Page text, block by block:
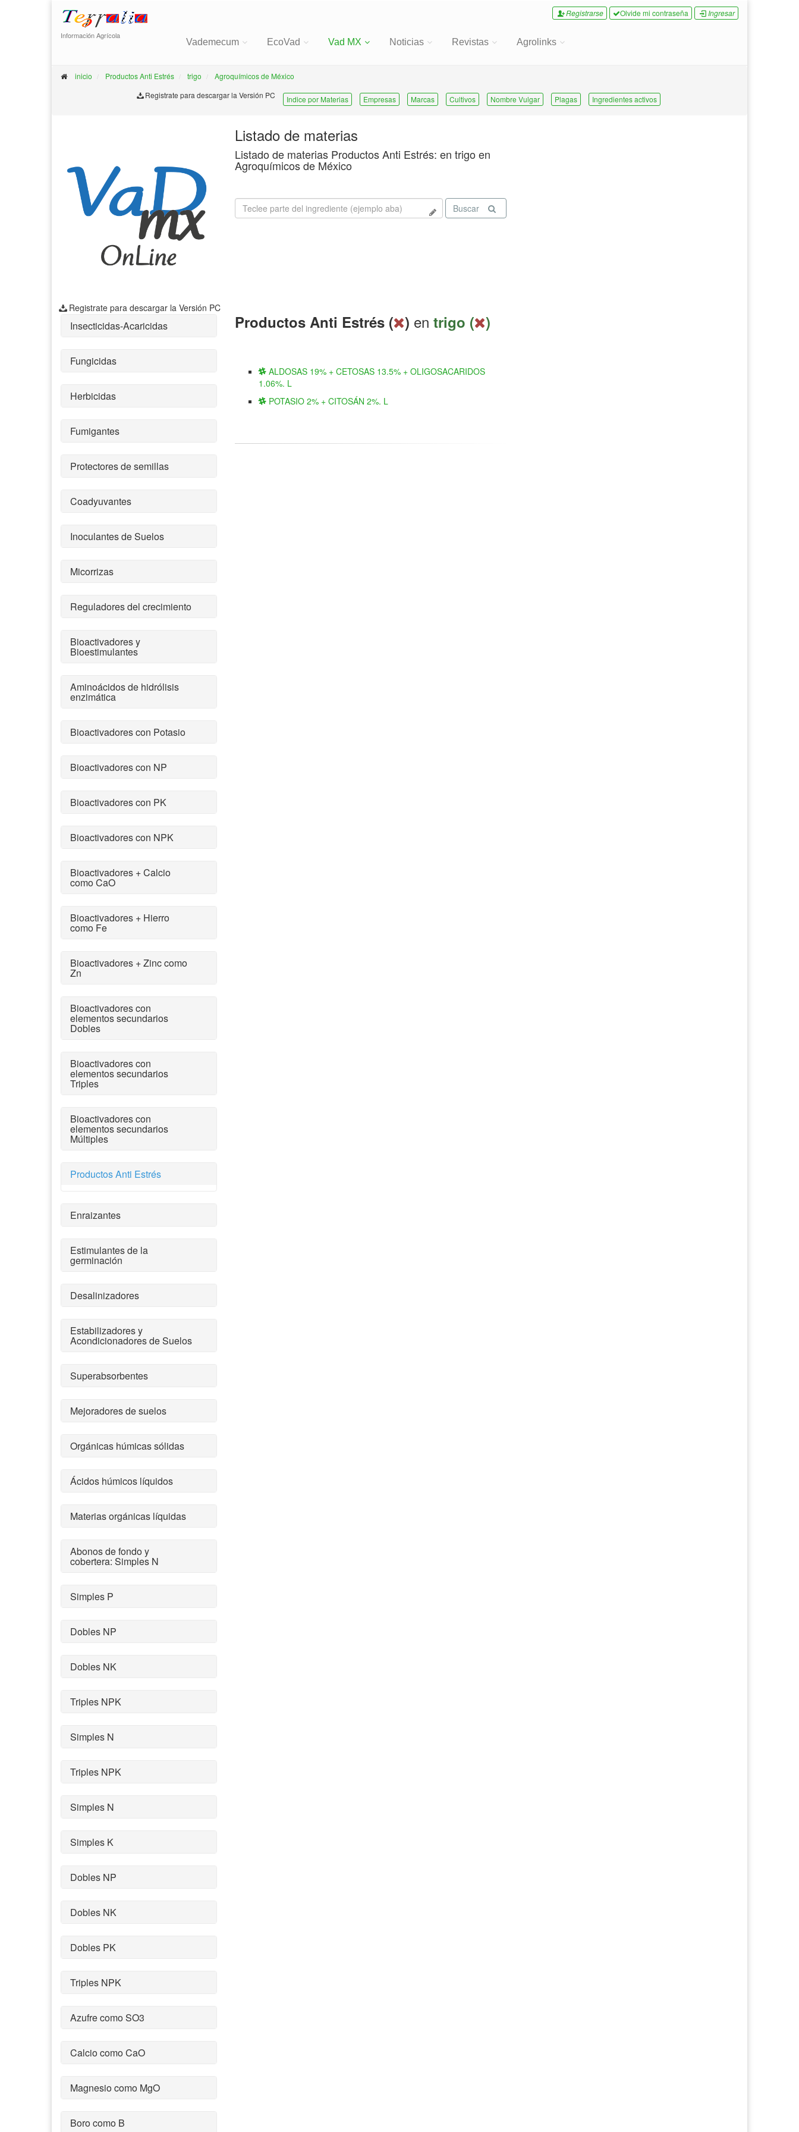
Información Agrícola
Registrarse Olvide mi contraseña Ingresar
Vademecum EcoVad Vad MX Noticias Revistas Agrolinks
inicio Productos Anti Estrés trigo
Agroquímicos de México
Registrate para descargar la Versión PC
Indice por Materias Empresas Marcas Cultivos Nombre Vulgar Plagas Ingredientes activos
Registrate para descargar la Versión PC
Listado de materias
Listado de materias Productos Anti Estrés: en trigo en
Agroquímicos de México
Buscar
Insecticidas-Acaricidas
Fungicidas
Herbicidas
Fumigantes
Protectores de semillas
Coadyuvantes
Inoculantes de Suelos
Micorrizas
Reguladores del crecimiento
Bioactivadores y
Bioestimulantes
Aminoácidos de hidrólisis
enzimática
Bioactivadores con Potasio
Bioactivadores con NP
Bioactivadores con PK
Bioactivadores con NPK
Bioactivadores + Calcio
como CaO
Bioactivadores + Hierro
como Fe
Bioactivadores + Zinc como
Zn
Bioactivadores con
elementos secundarios
Dobles
Bioactivadores con
elementos secundarios
Triples
Bioactivadores con
elementos secundarios
Múltiples
Productos Anti Estrés
Enraizantes
Estimulantes de la
germinación
Desalinizadores
Estabilizadores y
Acondicionadores de Suelos
Superabsorbentes
Mejoradores de suelos
Orgánicas húmicas sólidas
Ácidos húmicos líquidos
Materias orgánicas líquidas
Abonos de fondo y
cobertera: Simples N
Simples P
Dobles NP
Dobles NK
Triples NPK
Simples N
Triples NPK
Simples N
Simples K
Dobles NP
Dobles NK
Dobles PK
Triples NPK
Azufre como SO3
Calcio como CaO
Magnesio como MgO
Boro como B
Productos Anti Estrés ( ) en trigo ( )
ALDOSAS 19% + CETOSAS 13.5% + OLIGOSACARIDOS
1.06%. L
POTASIO 2% + CITOSÁN 2%. L